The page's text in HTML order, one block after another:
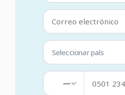
Seleccionar país
—